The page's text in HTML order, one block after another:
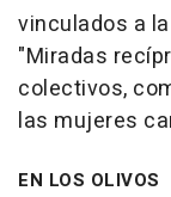
vinculados a
"Miradas
colectivos,
las mujeres
EN LOS OLIVOS